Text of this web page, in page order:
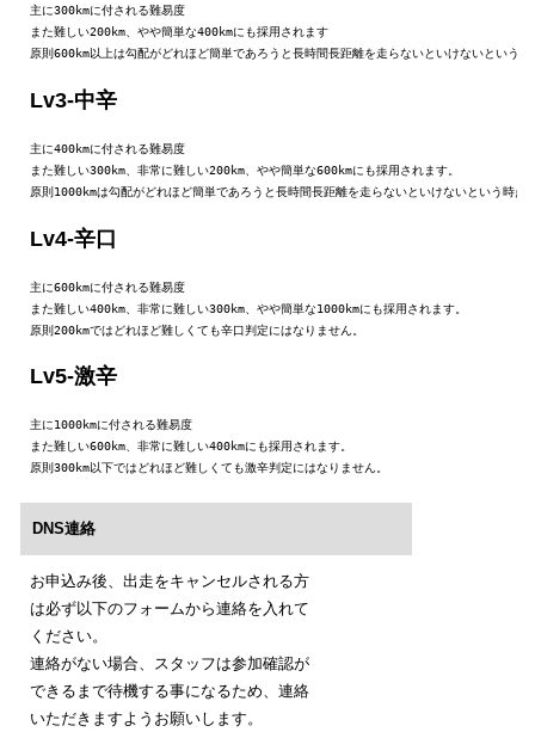
主に300kmに付される難易度
また難しい200km、やや簡単な400kmにも採用されます
原則600km以上は勾配がどれほど簡単であろうと長時間長距離を走らないといけないという
Lv3-中辛
主に400kmに付される難易度
また難しい300km、非常に難しい200km、やや簡単な600kmにも採用されます。
原則1000kmは勾配がどれほど簡単であろうと長時間長距離を走らないといけないという時点
Lv4-辛口
主に600kmに付される難易度
また難しい400km、非常に難しい300km、やや簡単な1000kmにも採用されます。
原則200kmではどれほど難しくても辛口判定にはなりません。
Lv5-激辛
主に1000kmに付される難易度
また難しい600km、非常に難しい400kmにも採用されます。
原則300km以下ではどれほど難しくても激辛判定にはなりません。
DNS連絡
お申込み後、出走をキャンセルされる方
は必ず以下のフォームから連絡を入れて
ください。
連絡がない場合、スタッフは参加確認が
できるまで待機する事になるため、連絡
いただきますようお願いします。